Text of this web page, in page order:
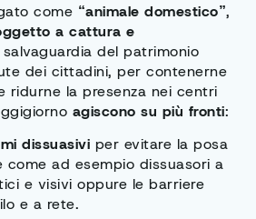
come “animale domestico”,
a cattura e
del patrimonio
dei cittadini, per contenerne
ridurne la presenza nei centri
agiscono su più fronti:
dissuasivi per evitare la posa
come ad esempio dissuasori a
e visivi oppure le barriere
e a rete.